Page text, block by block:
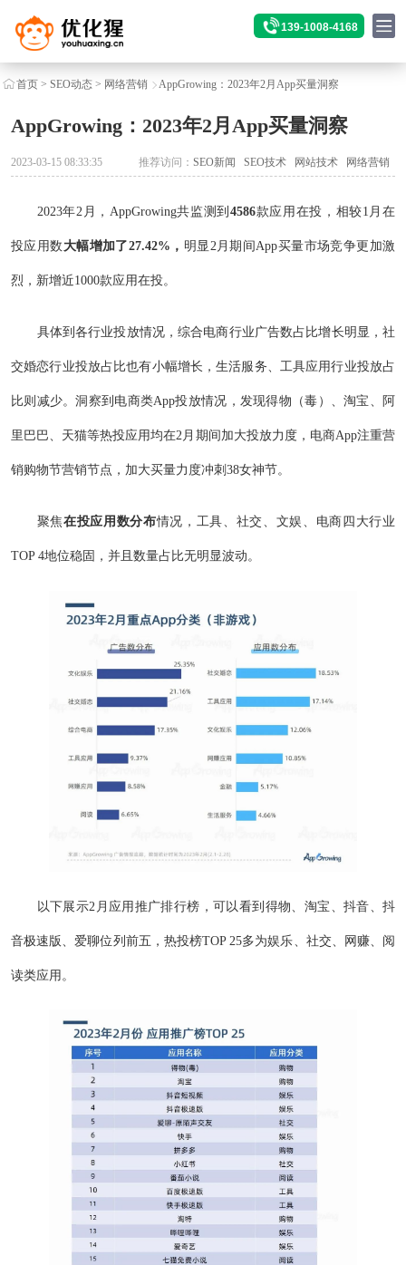
139-1008-4168
首页> SEO动态> 网络营销 AppGrowing：2023年2月App买量洞察
AppGrowing：2023年2月App买量洞察
2023-03-15 08:33:35 推荐访问：SEO新闻 SEO技术 网站技术 网络营销
2023年2月，AppGrowing共监测到4586款应用在投，相较1月在
投应用数大幅增加了27.42%， 明显2月期间App买量市场竞争更加激
烈，新增近1000款应用在投。
具体到各行业投放情况，综合电商行业广告数占比增长明显，社
交婚恋行业投放占比也有小幅增长，生活服务、工具应用行业投放占
比则减少。洞察到电商类App投放情况，发现得物（毒）、淘宝、阿
里巴巴、天猫等热投应用均在2月期间加大投放力度，电商App注重营
销购物节营销节点，加大买量力度冲刺38女神节。
聚焦在投应用数分布情况，工具、社交、文娱、电商四大行业
TOP 4地位稳固，并且数量占比无明显波动。
以下展示2月应用推广排行榜，可以看到得物、淘宝、抖音、抖
音极速版、爱聊位列前五，热投榜TOP 25多为娱乐、社交、网赚、阅
读类应用。